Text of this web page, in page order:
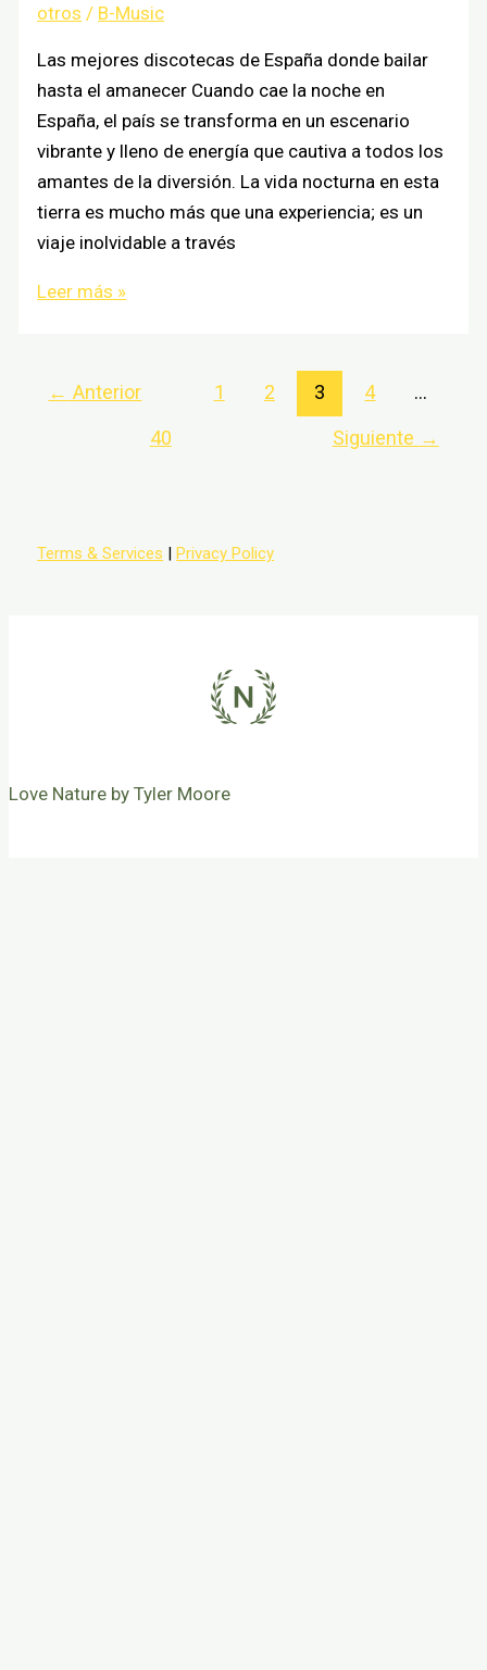
otros / B-Music
Las mejores discotecas de España donde bailar
hasta el amanecer Cuando cae la noche en
España, el país se transforma en un escenario
vibrante y lleno de energía que cautiva a todos los
amantes de la diversión. La vida nocturna en esta
tierra es mucho más que una experiencia; es un
viaje inolvidable a través
Las
amanecer
Leer más »
← Anterior 1 2 3 4 …
40 Siguiente →
Terms & Services |Privacy Policy
Love Nature by Tyler Moore